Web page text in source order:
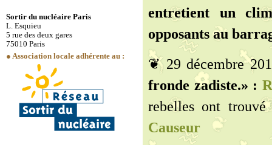
Sortir du nucléaire Paris
L. Esquieu
5 rue des deux gares
75010 Paris
● Association locale adhérente au :
entretient un
opposants au
❦ 29 décembre
fronde zadiste.» :
rebelles ont
Causeur